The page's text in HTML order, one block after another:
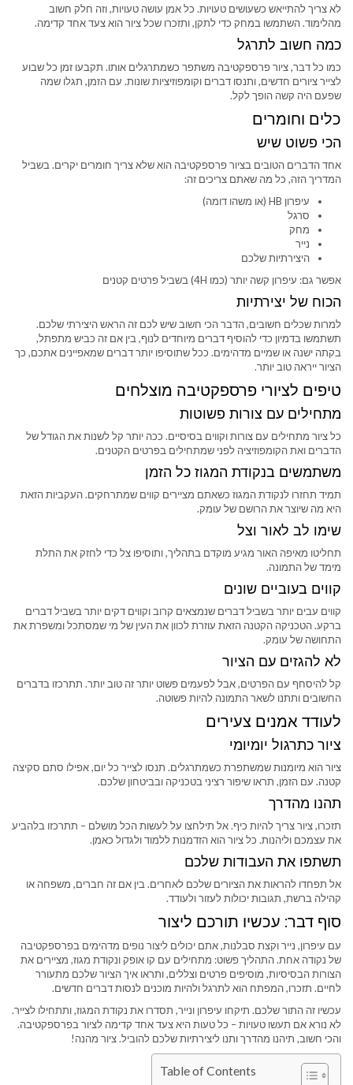
לא צריך להתייאש כשעושים טעויות. כל אמן עושה טעויות, וזה חלק חשוב
מהלימוד. השתמשו במחק כדי לתקן, ותזכרו שכל ציור הוא צעד אחד קדימה.
כמה חשוב לתרגל
כמו כל דבר, ציור פרספקטיבה משתפר כשמתרגלים אותו. תקבעו זמן כל שבוע
לצייר ציורים חדשים, ותנסו דברים וקומפוזיציות שונות. עם הזמן, תגלו שמה
שפעם היה קשה הופך לקל.
כלים וחומרים
הכי פשוט שיש
אחד הדברים הטובים בציור פרספקטיבה הוא שלא צריך חומרים יקרים. בשביל
המדריך הזה, כל מה שאתם צריכים זה:
עיפרון HB (או משהו דומה)
סרגל
מחק
נייר
היצירתיות שלכם
אפשר גם: עיפרון קשה יותר (כמו 4H) בשביל פרטים קטנים
הכוח של יצירתיות
למרות שכלים חשובים, הדבר הכי חשוב שיש לכם זה הראש היצירתי שלכם.
תשתמשו בדמיון כדי להוסיף דברים מיוחדים לנוף, בין אם זה כביש מתפתל,
בקתה ישנה או שמיים מדהימים. ככל שתוסיפו יותר דברים שמאפיינים אתכם, כך
הציור ייראה טוב יותר.
טיפים לציורי פרספקטיבה מוצלחים
מתחילים עם צורות פשוטות
כל ציור מתחילים עם צורות וקווים בסיסיים. ככה יותר קל לשנות את הגודל של
הדברים ואת הקומפוזיציה לפני שמתחילים בפרטים הקטנים.
משתמשים בנקודת המגוז כל הזמן
תמיד תחזרו לנקודת המגוז כשאתם מציירים קווים שמתרחקים. העקביות הזאת
היא מה שיוצר את הרושם של עומק.
שימו לב לאור וצל
תחליטו מאיפה האור מגיע מוקדם בתהליך, ותוסיפו צל כדי לחזק את התלת
מימד של התמונה.
קווים בעוביים שונים
קווים עבים יותר בשביל דברים שנמצאים קרוב וקווים דקים יותר בשביל דברים
ברקע. הטכניקה הקטנה הזאת עוזרת לכוון את העין של מי שמסתכל ומשפרת את
התחושה של עומק.
לא להגזים עם הציור
קל להיסחף עם הפרטים, אבל לפעמים פשוט יותר זה טוב יותר. תתרכזו בדברים
החשובים ותתנו לשאר התמונה להיות פשוטה.
לעודד אמנים צעירים
ציור כתרגול יומיומי
ציור הוא מיומנות שמשתפרת כשמתרגלים. תנסו לצייר כל יום, אפילו סתם סקיצה
קטנה. עם הזמן, תראו שיפור רציני בטכניקה ובביטחון שלכם.
תהנו מהדרך
תזכרו, ציור צריך להיות כיף. אל תילחצו על לעשות הכל מושלם – תתרכזו בלהביע
את עצמכם וליהנות. כל ציור הוא הזדמנות ללמוד ולגדול כאמן.
תשתפו את העבודות שלכם
אל תפחדו להראות את הציורים שלכם לאחרים. בין אם זה חברים, משפחה או
קהילה ברשת, תגובות יכולות לעזור ולעודד.
סוף דבר: עכשיו תורכם ליצור
עם עיפרון, נייר וקצת סבלנות, אתם יכולים ליצור נופים מדהימים בפרספקטיבה
של נקודה אחת. התהליך פשוט: מתחילים עם קו אופק ונקודת מגוז, מציירים את
הצורות הבסיסיות, מוסיפים פרטים וצללים, ותראו איך הציור שלכם מתעורר
לחיים. תזכרו, המפתח הוא לתרגל ולהיות מוכנים לנסות דברים חדשים.
עכשיו זה התור שלכם. תיקחו עיפרון ונייר, תסדרו את נקודת המגוז, ותתחילו לצייר.
לא נורא אם תעשו טעויות – כל טעות היא צעד אחד קדימה לציור בפרספקטיבה.
והכי חשוב, תיהנו מהדרך ותנו ליצירתיות שלכם להוביל. ציור מהנה!
Table of Contents